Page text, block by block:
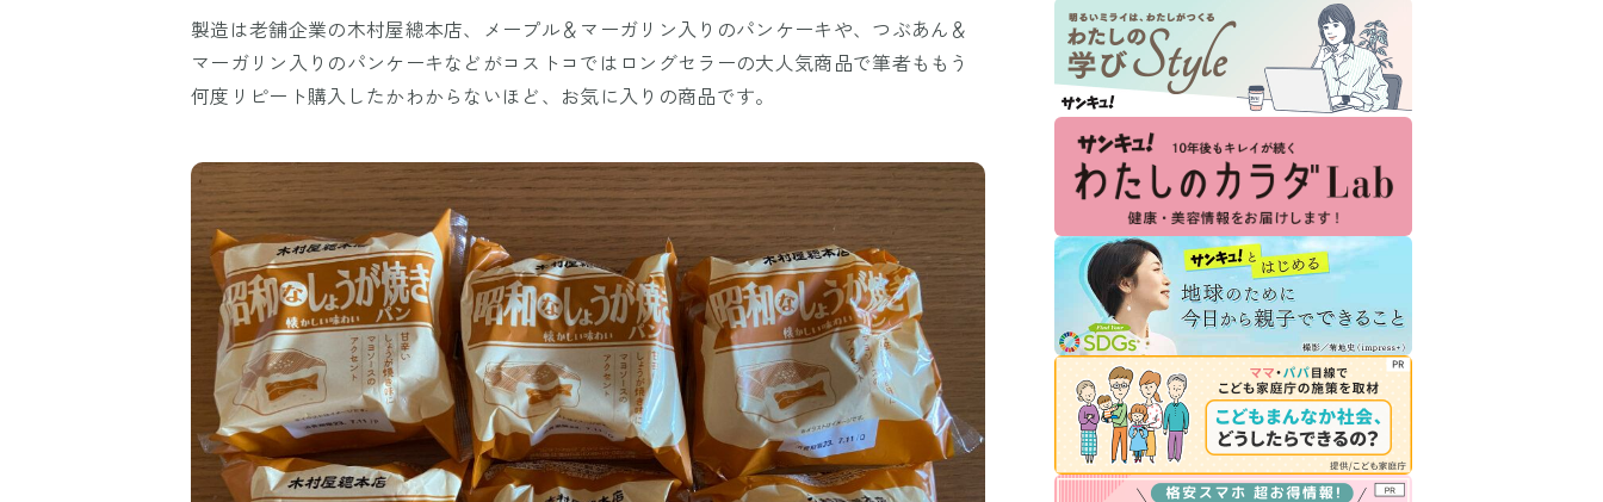
製造は老舗企業の木村屋總本店、メープル＆マーガリン入りのパンケーキや、つぶあん＆
マーガリン入りのパンケーキなどがコストコではロングセラーの大人気商品で筆者ももう
何度リピート購入したかわからないほど、お気に入りの商品です。